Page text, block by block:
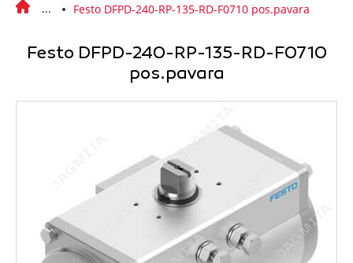
Festo DFPD-240-RP-135-RD-F0710 pos.pavara
Festo DFPD-240-RP-135-RD-F0710
pos.pavara